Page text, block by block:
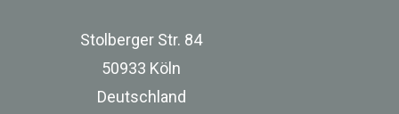
Stolberger Str. 84
50933 Köln
Deutschland